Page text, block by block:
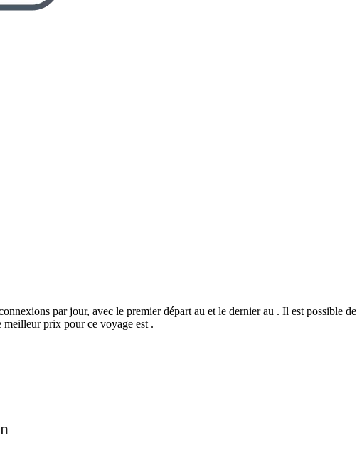
par jour, avec le premier départ au et le dernier au . Il est possible de
prix pour ce voyage est .